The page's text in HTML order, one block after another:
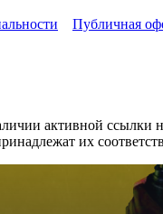
Публичная
активной ссылки
их